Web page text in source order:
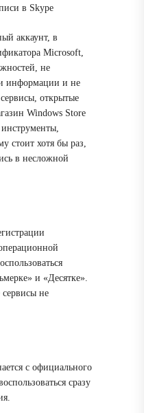
в Skype
аккаунт, в
Microsoft,
не
информации и не
открытые
Windows Store
стоит хотя бы раз,
в несложной
и «Десятке».
не
с официального
сразу